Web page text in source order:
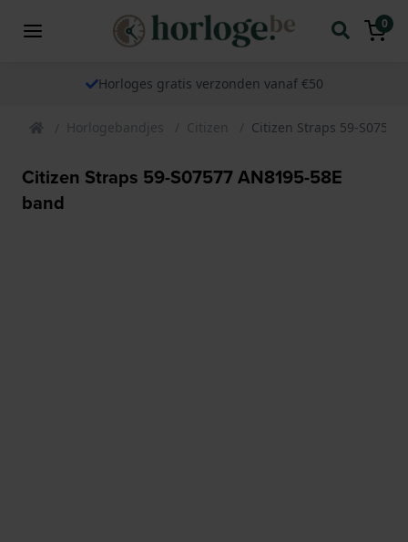
0
Horloges gratis verzonden vanaf €50
Horlogebandjes Citizen Citizen Straps 59-
Citizen Straps 59-S07577 AN8195-58E
band